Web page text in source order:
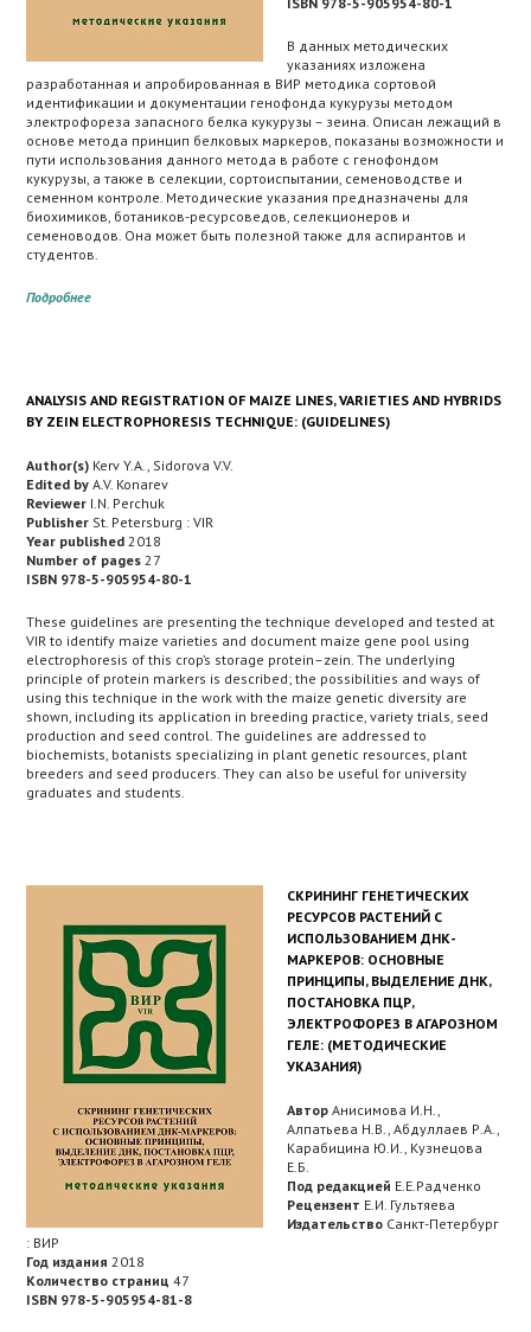
В данных методических
указаниях изложена
разработанная и апробированная в ВИР методика сортовой
идентификации и документации генофонда кукурузы методом
электрофореза запасного белка кукурузы – зеина. Описан лежащий в
основе метода принцип белковых маркеров, показаны возможности и
пути использования данного метода в работе с генофондом
кукурузы, а также в селекции, сортоиспытании, семеноводстве и
семенном контроле. Методические указания предназначены для
биохимиков, ботаников-ресурсоведов, селекционеров и
семеноводов. Она может быть полезной также для аспирантов и
студентов.
Подробнее
ANALYSIS AND REGISTRATION OF MAIZE LINES, VARIETIES AND HYBRIDS
BY ZEIN ELECTROPHORESIS TECHNIQUE: (GUIDELINES)
Author(s) Kerv Y.A., Sidorova V.V.
Edited by A.V. Konarev
Reviewer I.N. Perchuk
Publisher St. Petersburg : VIR
Year published 2018
Number of pages 27
ISBN 978-5-905954-80-1
These guidelines are presenting the technique developed and tested at
VIR to identify maize varieties and document maize gene pool using
electrophoresis of this crop’s storage protein–zein. The underlying
principle of protein markers is described; the possibilities and ways of
using this technique in the work with the maize genetic diversity are
shown, including its application in breeding practice, variety trials, seed
production and seed control. The guidelines are addressed to
biochemists, botanists specializing in plant genetic resources, plant
breeders and seed producers. They can also be useful for university
graduates and students.
СКРИНИНГ ГЕНЕТИЧЕСКИХ
РЕСУРСОВ РАСТЕНИЙ С
ИСПОЛЬЗОВАНИЕМ ДНК-
МАРКЕРОВ: ОСНОВНЫЕ
ПРИНЦИПЫ, ВЫДЕЛЕНИЕ ДНК,
ПОСТАНОВКА ПЦР,
ЭЛЕКТРОФОРЕЗ В АГАРОЗНОМ
ГЕЛЕ: (МЕТОДИЧЕСКИЕ
УКАЗАНИЯ)
Автор Анисимова И.Н.,
Алпатьева Н.В., Абдуллаев Р.А.,
Карабицина Ю.И., Кузнецова
Е.Б.
Под редакцией Е.Е.Радченко
Рецензент Е.И. Гультяева
Издательство Санкт-Петербург
: ВИР
Год издания 2018
Количество страниц 47
ISBN 978-5-905954-81-8